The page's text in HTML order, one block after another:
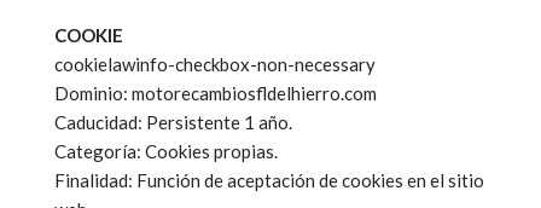
COOKIE
cookielawinfo-checkbox-non-necessary
Dominio: motorecambiosfldelhierro.com
Caducidad: Persistente 1 año.
Categoría: Cookies propias.
Finalidad: Función de aceptación de cookies en el sitio